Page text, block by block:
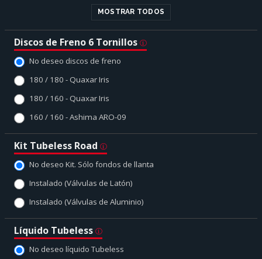
MOSTRAR TODOS
Discos de Freno 6 Tornillos
No deseo discos de freno
180 / 180 - Quaxar Iris
180 / 160 - Quaxar Iris
160 / 160 - Ashima ARO-09
Kit Tubeless Road
No deseo Kit. Sólo fondos de llanta
Instalado (Válvulas de Latón)
Instalado (Válvulas de Aluminio)
Líquido Tubeless
No deseo líquido Tubeless